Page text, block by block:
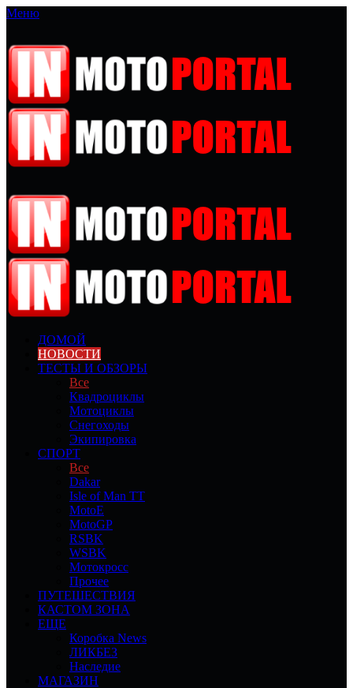
Меню
ДОМОЙ
НОВОСТИ
ТЕСТЫ И ОБЗОРЫ
Все
Квадроциклы
Мотоциклы
Снегоходы
Экипировка
СПОРТ
Все
Dakar
Isle of Man TT
MotoE
MotoGP
RSBK
WSBK
Мотокросс
Прочее
ПУТЕШЕСТВИЯ
КАСТОМ ЗОНА
ЕЩЕ
Коробка News
ЛИКБЕЗ
Наследие
МАГАЗИН